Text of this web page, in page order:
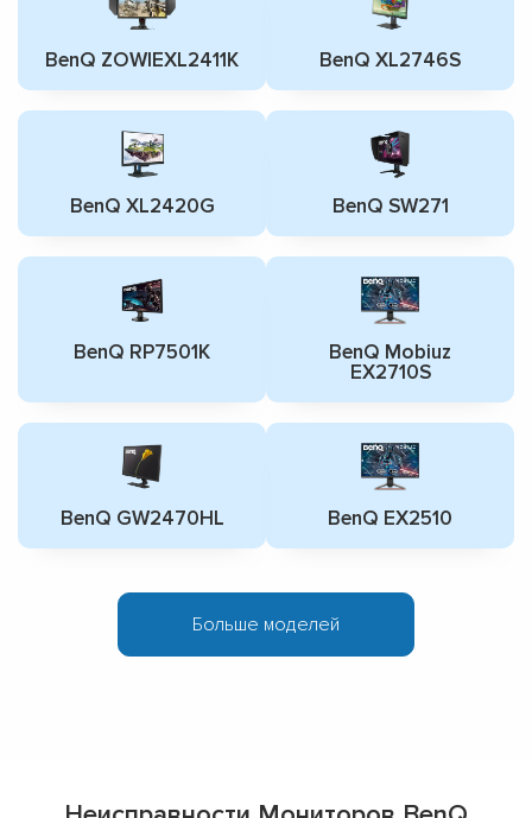
BenQ ZOWIEXL2411K BenQ XL2746S
BenQ XL2420G BenQ SW271
BenQ RP7501K
BenQ Mobiuz
EX2710S
BenQ GW2470HL BenQ EX2510
Больше моделей